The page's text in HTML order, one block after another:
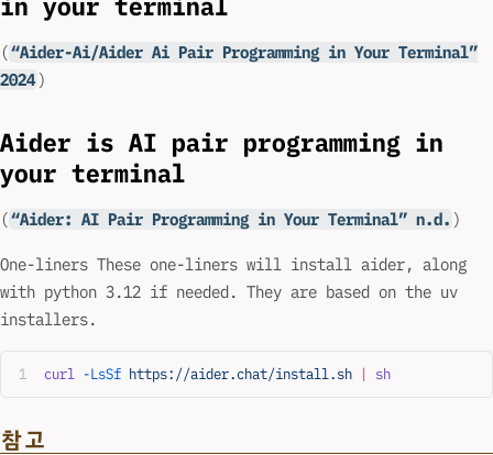
(“Aider-Ai/Aider Ai Pair Programming in Your Terminal”
2024)
Aider is AI pair programming in
your terminal
(“Aider: AI Pair Programming in Your Terminal” n.d. )
One-liners These one-liners will install aider, along
with python 3.12 if needed. They are based on the uv
installers.
curl -LsSf https://aider.chat/install.sh | sh
참고